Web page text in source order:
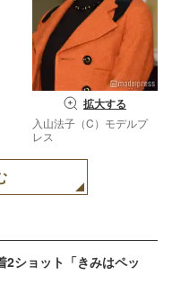
拡大する
入山法子（C）モデルプ
レス
2ショット「きみはペッ